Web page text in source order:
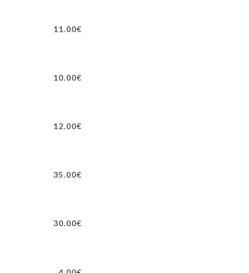
11.00€
10.00€
12.00€
35.00€
30.00€